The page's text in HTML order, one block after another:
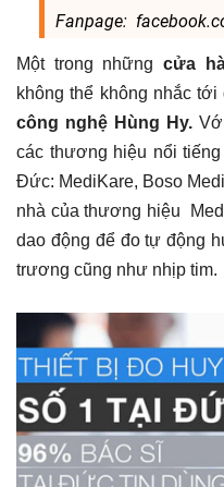
Fanpage:
Một trong những cửa
không thể không nhắc tới
công nghệ Hùng Hy.
các thương hiệu nổi
Đức: MediKare, Boso
nhà của thương hiệu
dao động để đo tự động
trương cũng như nhịp tim.